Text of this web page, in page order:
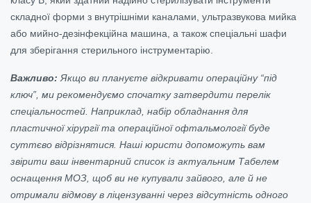
складної форми з внутрішніми каналами, ультразвукова мийка
або мийно-дезінфекційна машина, а також спеціальні шафи
для зберігання стерильного інструментарію.
Важливо: Якщо ви плануєте відкривати операційну “під
ключ”, ми рекомендуємо спочатку затвердити перелік
спеціальностей. Наприклад, набір обладнання для
пластичної хірургії та операційної офтальмології буде
суттєво відрізнятися. Наші юристи допоможуть вам
звірити ваш інвентарний список із актуальним Табелем
оснащення МОЗ, щоб ви не купували зайвого, але й не
отримали відмову в ліцензуванні через відсутність одного